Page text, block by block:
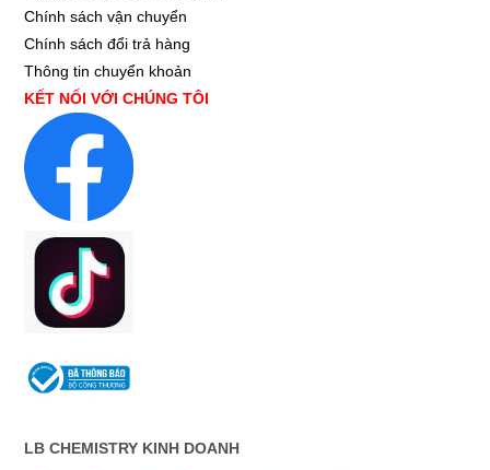
Chính sách vận chuyển
Chính sách đổi trả hàng
Thông tin chuyển khoản
KẾT NỐI VỚI CHÚNG TÔI
LB CHEMISTRY KINH DOANH